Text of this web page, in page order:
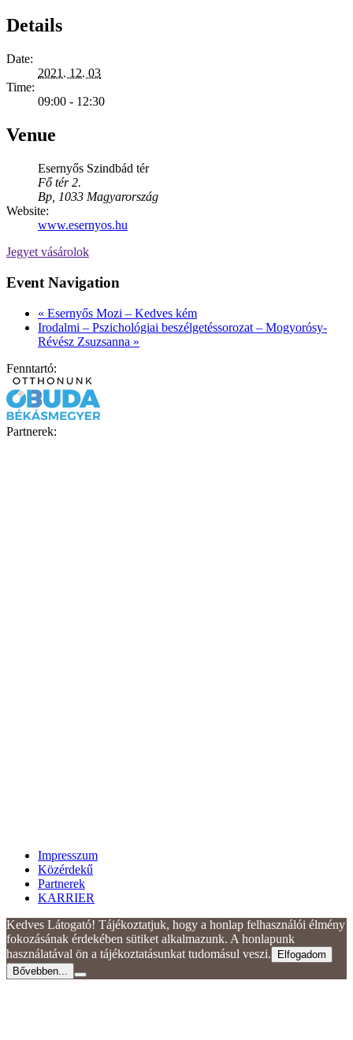
Details
Date:
2021. 12. 03
Time:
09:00 - 12:30
Venue
Esernyős Szindbád tér
Fő tér 2.
Bp 1033 Magyarország
Website:
www.esernyos.hu
Jegyet vásárolok
Event Navigation
« Esernyős Mozi – Kedves kém
Irodalmi – Pszichológiai beszélgetéssorozat – Mogyorósy-
Révész Zsuzsanna »
Fenntartó:
Partnerek:
Impresszum
Közérdekű
Partnerek
KARRIER
Kedves Látogató! Tájékoztatjuk, hogy a honlap felhasználói élmény
fokozásának érdekében sütiket alkalmazunk. A honlapunk
használatával ön a tájékoztatásunkat tudomásul veszi.
Elfogadom
Bővebben...